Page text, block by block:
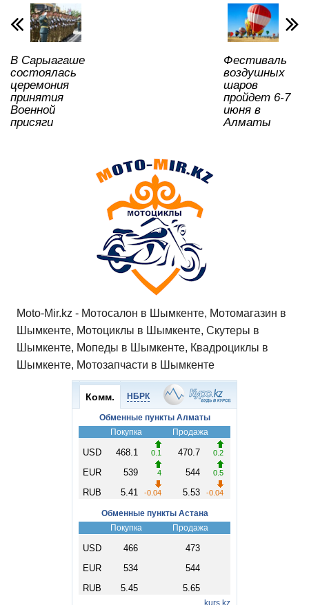
p
o
k
ть
В Сарыагаше
состоялась
церемония
принятия
Военной
присяги
Фестиваль
воздушных
шаров
пройдет 6-7
июня в
Алматы
Moto-Mir.kz - Мотосалон в Шымкенте, Мотомагазин в
Шымкенте, Мотоциклы в Шымкенте, Скутеры в
Шымкенте, Мопеды в Шымкенте, Квадроциклы в
Шымкенте, Мотозапчасти в Шымкенте